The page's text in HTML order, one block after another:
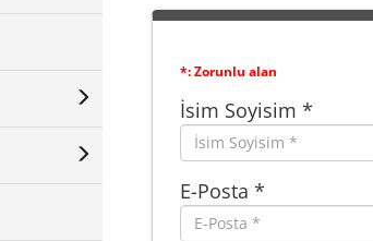
*: Zorunlu alan
İsim Soyisim *
E-Posta *